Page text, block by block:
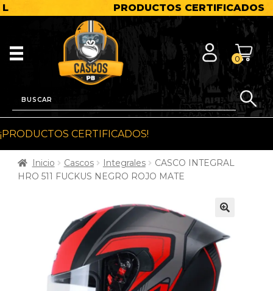
PRODUCTOS CERTIFICADOS
0
¡PRODUCTOS CERTIFICADOS!
Inicio Cascos Integrales
CASCO INTEGRAL
HRO 511 FUCKUS NEGRO ROJO MATE